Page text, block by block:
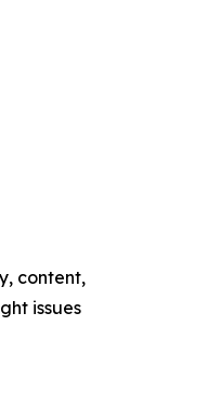
content,
issues